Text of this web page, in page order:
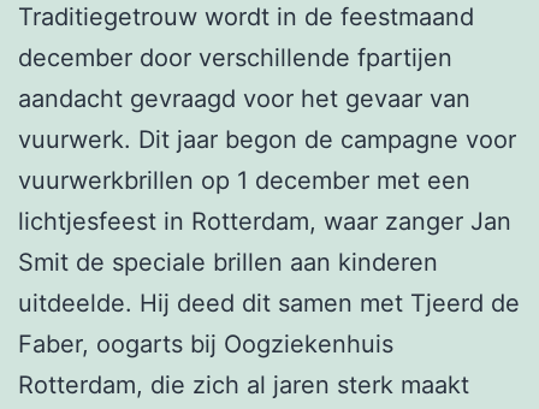
Traditiegetrouw wordt in de feestmaand
december door verschillende fpartijen
aandacht gevraagd voor het gevaar van
vuurwerk. Dit jaar begon de campagne voor
vuurwerkbrillen op 1 december met een
lichtjesfeest in Rotterdam, waar zanger Jan
Smit de speciale brillen aan kinderen
uitdeelde. Hij deed dit samen met Tjeerd de
Faber, oogarts bij Oogziekenhuis
Rotterdam, die zich al jaren sterk maakt